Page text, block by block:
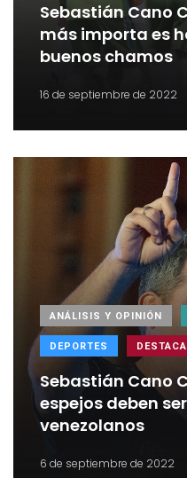
Sebastián Cano
más importa es
buenos chamos
16 de septiembre de 2022
ANÁLISIS Y OPINIÓN
DEPORTES
Sebastián Cano
espejos deben
venezolanos
6 de septiembre de 2022